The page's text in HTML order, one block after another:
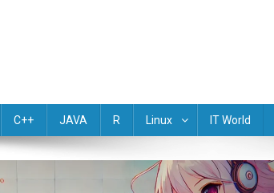
C++ JAVA R Linux IT World